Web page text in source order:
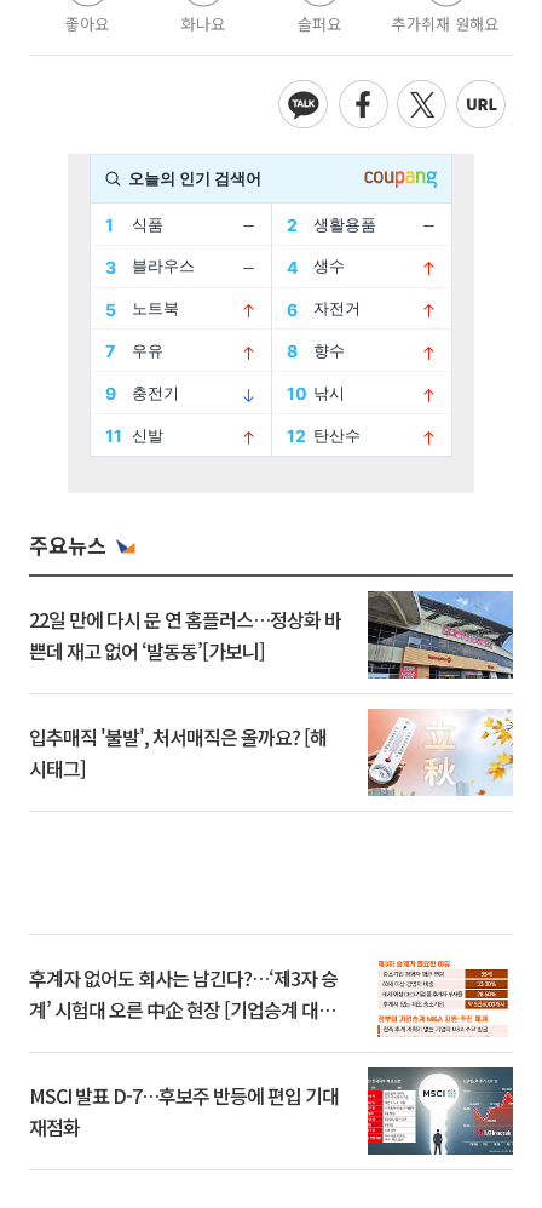
좋아요 화나요 슬퍼요 추가취재 원해요
주요뉴스
22일 만에 다시 문 연 홈플러스…정상화 바
쁜데 재고 없어 ‘발동동’[가보니]
입추매직 '불발', 처서매직은 올까요? [해
시태그]
후계자 없어도 회사는 남긴다?…‘제3자 승
계’ 시험대 오른 中企 현장 [기업승계 대전
MSCI 발표 D-7…후보주 반등에 편입 기대
재점화